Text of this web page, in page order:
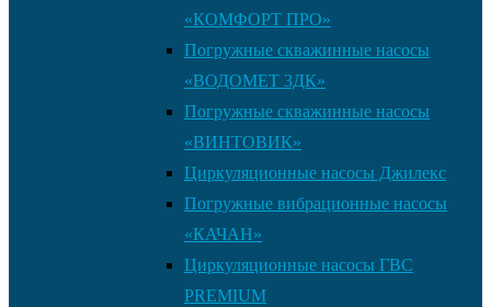
«КОМФОРТ ПРО»
Погружные скважинные насосы
«ВОДОМЕТ 3ДК»
Погружные скважинные насосы
«ВИНТОВИК»
Циркуляционные насосы Джилекс
Погружные вибрационные насосы
«КАЧАН»
Циркуляционные насосы ГВС
PREMIUM